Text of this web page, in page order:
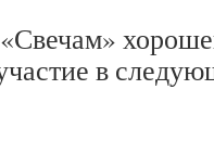
в